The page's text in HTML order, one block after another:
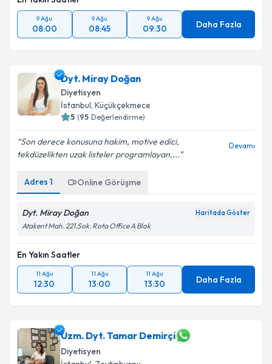
En Yakın Saatler
9 Ağu
08:00
9 Ağu
08:45
9 Ağu
09:30 Daha Fazla
Dyt. Miray Doğan
Diyetisyen
İstanbul,Küçükçekmece
( Değerlendirme)
Son derece konusuna hakim, motive edici,
tekdüzelikten uzak listeler programlayan,...
Adres 1 Online Görüşme
Dyt. Miray Doğan
En Yakın Saatler
11 Ağu
12:30
11 Ağu
13:00
11 Ağu
13:30 Daha Fazla
Uzm. Dyt. Tamar Demirçi
Diyetisyen